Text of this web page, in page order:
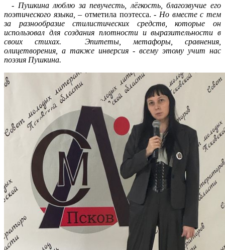
- Пушкина люблю за певучесть, лёгкость, благозвучие его
поэтического языка, – отметила поэтесса. - Но вместе с тем
за разнообразие стилистических средств, которые он
использовал для создания плотности и выразительности в
своих стихах. Эпитеты, метафоры, сравнения,
олицетворения, а также инверсия - всему этому учит нас
поэзия Пушкина.